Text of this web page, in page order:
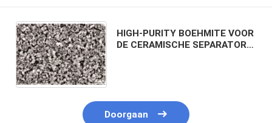
HIGH-PURITY BOEHMITE VOOR
DE CERAMISCHE SEPARATOR
Doorgaan